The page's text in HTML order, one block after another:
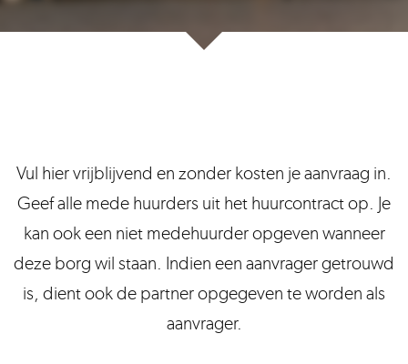
Vul hier vrijblijvend en zonder kosten je aanvraag in.
Geef alle mede huurders uit het huurcontract op. Je
kan ook een niet medehuurder opgeven wanneer
deze borg wil staan. Indien een aanvrager getrouwd
is, dient ook de partner opgegeven te worden als
aanvrager.